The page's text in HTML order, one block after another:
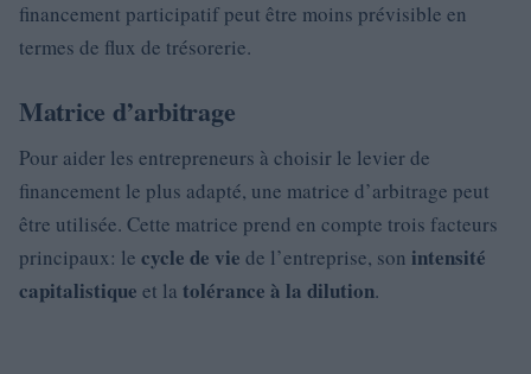
financement participatif peut être moins prévisible en
termes de flux de trésorerie.
Matrice d’arbitrage
Pour aider les entrepreneurs à choisir le levier de
financement le plus adapté, une matrice d’arbitrage peut
être utilisée. Cette matrice prend en compte trois facteurs
principaux: le cycle de vie de l’entreprise, son intensité
capitalistique et la tolérance à la dilution.